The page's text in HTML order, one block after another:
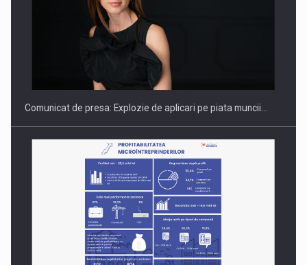
Hard Enduro Piatra Craiului 2026, fueled by benzinariile RO…
Comunicat de presa: Explozie de aplicari pe piata muncii…